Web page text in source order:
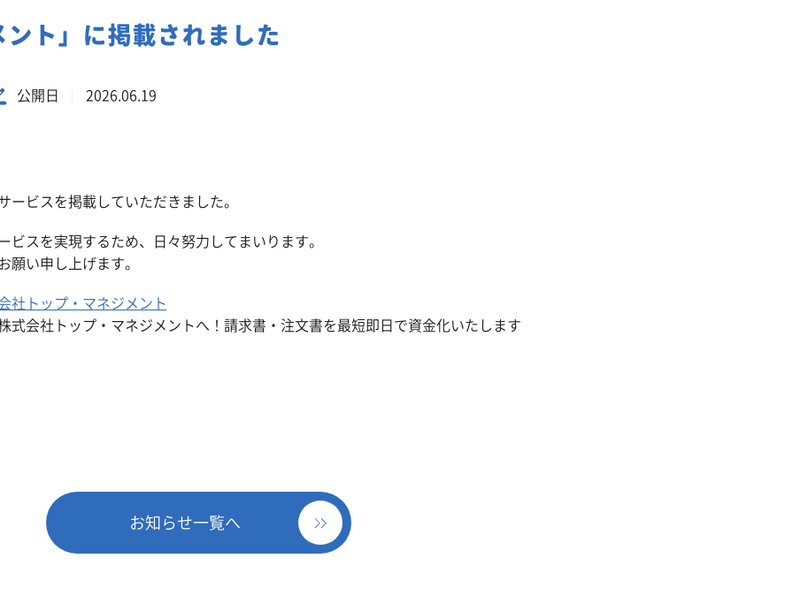
事業系一般廃棄物の定期回収
ト」に掲載されました
公開日 2026.06.19
ービスを掲載していただきました。
ビスを実現するため、日々努力してまいります。
願い申し上げます。
社トップ・マネジメント
式会社トップ・マネジメントへ！請求書・注文書を最短即日で資金化いたします
お知らせ一覧へ